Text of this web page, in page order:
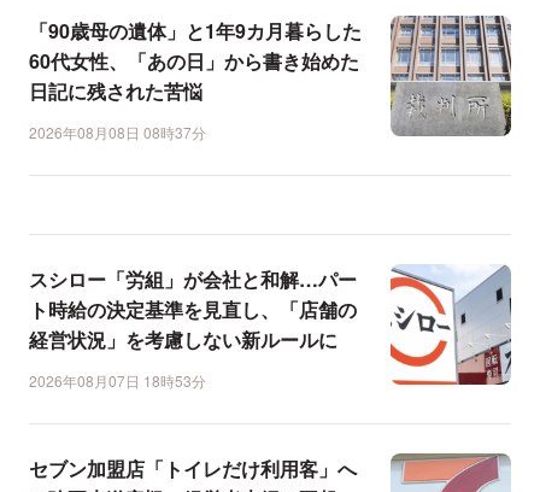
「90歳母の遺体」と1年9カ月暮らした
60代女性、「あの日」から書き始めた
日記に残された苦悩
2026年08月08日 08時37分
スシロー「労組」が会社と和解…パー
ト時給の決定基準を見直し、「店舗の
経営状況」を考慮しない新ルールに
2026年08月07日 18時53分
セブン加盟店「トイレだけ利用客」へ